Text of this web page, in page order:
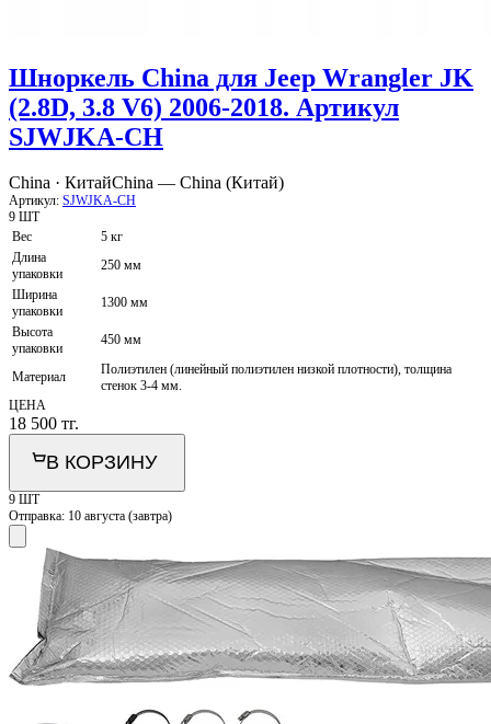
Шноркель China для Jeep Wrangler JK
(2.8D, 3.8 V6) 2006-2018. Артикул
SJWJKA-CH
China · КитайChina — China (Китай)
Артикул: SJWJKA-CH
9 ШТ
Вес
5 кг
Длина
упаковки
250 мм
Ширина
упаковки
1300 мм
Высота
упаковки
450 мм
Материал
Полиэтилен (линейный полиэтилен низкой плотности), толщина
стенок 3-4 мм.
ЦЕНА
18 500 тг.
В КОРЗИНУ
9 ШТ
Отправка: 10 августа (завтра)